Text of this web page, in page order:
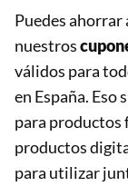
Puedes ahorrar
nuestros
válidos para
en España. Eso
para productos
productos
para utilizar